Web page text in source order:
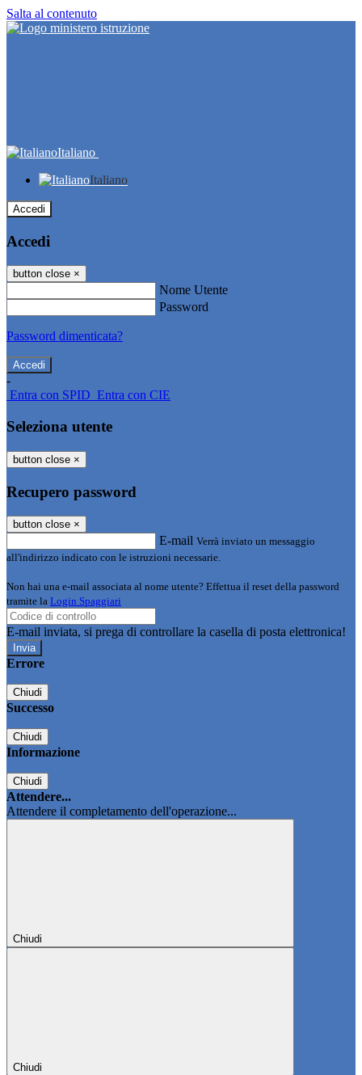
Salta al contenuto
Italiano
Italiano
Accedi
Accedi
button close ×
Nome Utente
Password
Password dimenticata?
-
Entra con SPID Entra con CIE
Seleziona utente
button close ×
Recupero password
button close ×
E-mail Verrà inviato un messaggio
all'indirizzo indicato con le istruzioni necessarie.
Non hai una e-mail associata al nome utente? Effettua il reset della password
tramite la Login Spaggiari
E-mail inviata, si prega di controllare la casella di posta elettronica!
Errore
Chiudi
Successo
Chiudi
Informazione
Chiudi
Attendere...
Attendere il completamento dell'operazione...
Chiudi
Chiudi